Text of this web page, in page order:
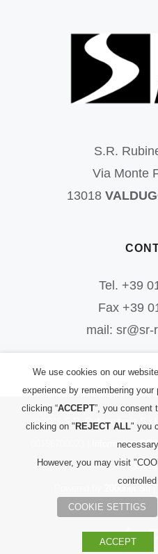
S.R.
Via Monte
13018
Tel. +39
Fax +39
mail: sr@sr-
© 2026 S.R. Rubinetterie S.r.l.
Informativa
We use cookies on our
experience by remembering
clicking “ACCEPT”, you consent
clicking on " REJECT ALL" you
However, you may visit
COOKIE SETTIGS
ACCEPT